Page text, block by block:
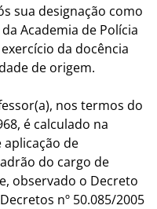
sua designação como
Academia de Polícia
da docência
de origem.
nos termos do
é calculado na
de
do cargo de
observado o Decreto
nº 50.085/2005